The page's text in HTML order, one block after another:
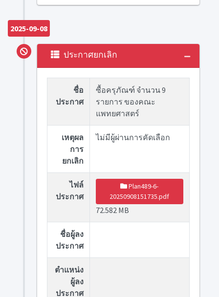
2025-09-08
ประกาศยกเลิก
ชื่อ
ประกาศ
ซื้อครุภัณฑ์ จำนวน 9
รายการ ของคณะ
แพทยศาสตร์
เหตุผล
การ
ยกเลิก
ไม่มีผู้ผ่านการคัดเลือก
ไฟล์
ประกาศ
Plan489-6-
20250908151735.pdf
72.582 MB
ชื่อผู้ลง
ประกาศ
ตำแหน่ง
ผู้ลง
ประกาศ